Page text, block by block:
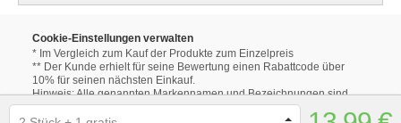
Cookie-Einstellungen verwalten
* Im Vergleich zum Kauf der Produkte zum Einzelpreis
** Der Kunde erhielt für seine Bewertung einen Rabattcode über
10% für seinen nächsten Einkauf.
Hinweis: Alle genannten Markennamen und Bezeichnungen sind
eingetragene Warenzeichen ihrer Eigentümer.